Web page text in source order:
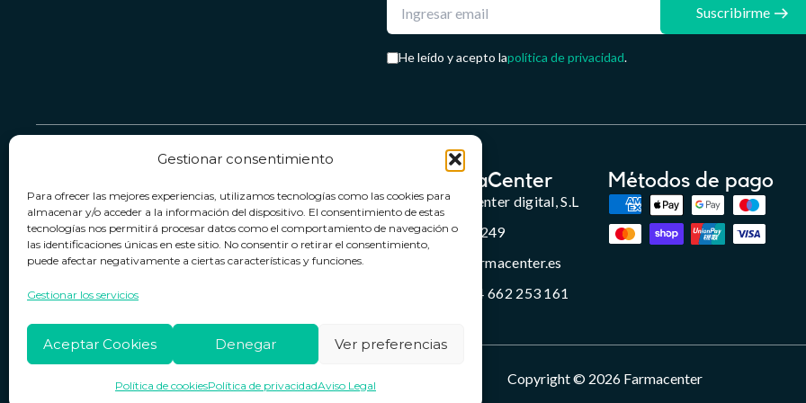
Gestionar consentimiento
Para ofrecer las mejores experiencias, utilizamos tecnologías como las cookies para
almacenar y/o acceder a la información del dispositivo. El consentimiento de estas
tecnologías nos permitirá procesar datos como el comportamiento de navegación o
las identificaciones únicas en este sitio. No consentir o retirar el consentimiento,
puede afectar negativamente a ciertas características y funciones.
Gestionar los servicios
Aceptar Cookies Denegar Ver preferencias
Política de cookiesPolítica de privacidadAviso Legal
Suscribirme
He leído y acepto lapolítica de privacidad.
Contacto
Política de devoluciones
Horario de atención
Lun. a Vie.: 09:00h - 18:00h
Términos y condiciones
Política de privacidad
Política de cookies
FarmaCenter
Farmacenter digital, S.L
B24836249
info@farmacenter.es
Telf. +34 662 253 161
Métodos de pago
Copyright © 2026 Farmacenter